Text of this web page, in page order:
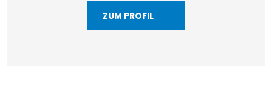
ZUM PROFIL